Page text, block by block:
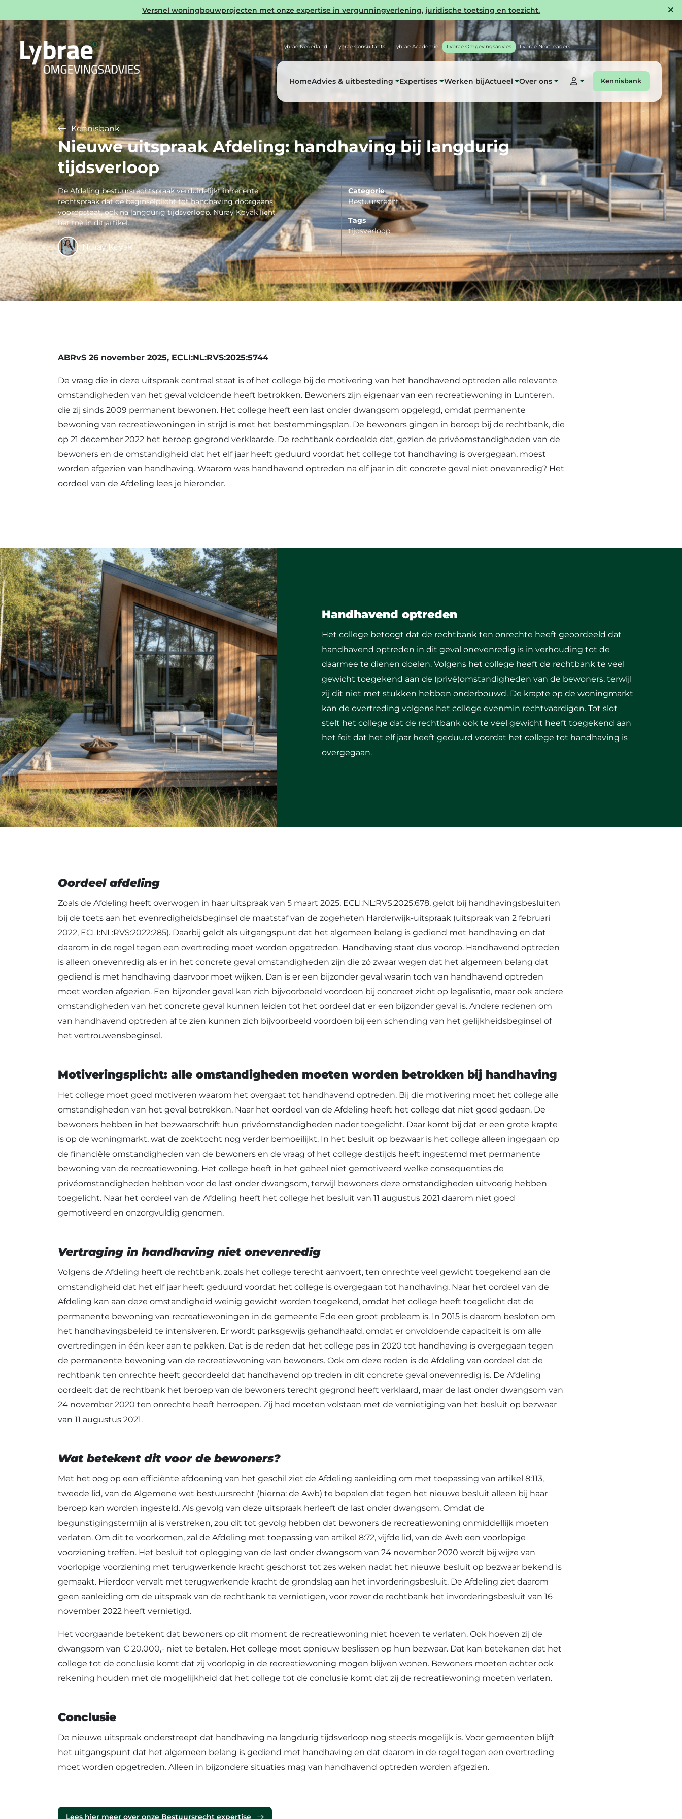
Versnel woningbouwprojecten met onze expertise in vergunningverlening, juridische toetsing en toezicht.
Lybrae Nederland Lybrae Consultants Lybrae Academie Lybrae Omgevingsadvies Lybrae NextLeaders
HomeAdvies & uitbesteding Expertises Werken bijActueel Over ons Kennisbank
Kennisbank
Nieuwe uitspraak Afdeling: handhaving bij langdurig
tijdsverloop
De Afdeling bestuursrechtspraak verduidelijkt in recente
rechtspraak dat de beginselplicht tot handhaving doorgaans
vooropstaat, ook na langdurig tijdsverloop. Nuray Koyak licht
het toe in dit artikel.
Nuray Koyak
Categorie
Bestuursrecht
Tags
tijdsverloop
ABRvS 26 november 2025, ECLI:NL:RVS:2025:5744
De vraag die in deze uitspraak centraal staat is of het college bij de motivering van het handhavend optreden alle relevante
omstandigheden van het geval voldoende heeft betrokken. Bewoners zijn eigenaar van een recreatiewoning in Lunteren,
die zij sinds 2009 permanent bewonen. Het college heeft een last onder dwangsom opgelegd, omdat permanente
bewoning van recreatiewoningen in strijd is met het bestemmingsplan. De bewoners gingen in beroep bij de rechtbank, die
op 21 december 2022 het beroep gegrond verklaarde. De rechtbank oordeelde dat, gezien de privéomstandigheden van de
bewoners en de omstandigheid dat het elf jaar heeft geduurd voordat het college tot handhaving is overgegaan, moest
worden afgezien van handhaving. Waarom was handhavend optreden na elf jaar in dit concrete geval niet onevenredig? Het
oordeel van de Afdeling lees je hieronder.
Handhavend optreden
Het college betoogt dat de rechtbank ten onrechte heeft geoordeeld dat
handhavend optreden in dit geval onevenredig is in verhouding tot de
daarmee te dienen doelen. Volgens het college heeft de rechtbank te veel
gewicht toegekend aan de (privé)omstandigheden van de bewoners, terwijl
zij dit niet met stukken hebben onderbouwd. De krapte op de woningmarkt
kan de overtreding volgens het college evenmin rechtvaardigen. Tot slot
stelt het college dat de rechtbank ook te veel gewicht heeft toegekend aan
het feit dat het elf jaar heeft geduurd voordat het college tot handhaving is
overgegaan.
Oordeel afdeling
Zoals de Afdeling heeft overwogen in haar uitspraak van 5 maart 2025, ECLI:NL:RVS:2025:678, geldt bij handhavingsbesluiten
bij de toets aan het evenredigheidsbeginsel de maatstaf van de zogeheten Harderwijk-uitspraak (uitspraak van 2 februari
2022, ECLI:NL:RVS:2022:285). Daarbij geldt als uitgangspunt dat het algemeen belang is gediend met handhaving en dat
daarom in de regel tegen een overtreding moet worden opgetreden. Handhaving staat dus voorop. Handhavend optreden
is alleen onevenredig als er in het concrete geval omstandigheden zijn die zó zwaar wegen dat het algemeen belang dat
gediend is met handhaving daarvoor moet wijken. Dan is er een bijzonder geval waarin toch van handhavend optreden
moet worden afgezien. Een bijzonder geval kan zich bijvoorbeeld voordoen bij concreet zicht op legalisatie, maar ook andere
omstandigheden van het concrete geval kunnen leiden tot het oordeel dat er een bijzonder geval is. Andere redenen om
van handhavend optreden af te zien kunnen zich bijvoorbeeld voordoen bij een schending van het gelijkheidsbeginsel of
het vertrouwensbeginsel.
Motiveringsplicht: alle omstandigheden moeten worden betrokken bij handhaving
Het college moet goed motiveren waarom het overgaat tot handhavend optreden. Bij die motivering moet het college alle
omstandigheden van het geval betrekken. Naar het oordeel van de Afdeling heeft het college dat niet goed gedaan. De
bewoners hebben in het bezwaarschrift hun privéomstandigheden nader toegelicht. Daar komt bij dat er een grote krapte
is op de woningmarkt, wat de zoektocht nog verder bemoeilijkt. In het besluit op bezwaar is het college alleen ingegaan op
de financiële omstandigheden van de bewoners en de vraag of het college destijds heeft ingestemd met permanente
bewoning van de recreatiewoning. Het college heeft in het geheel niet gemotiveerd welke consequenties de
privéomstandigheden hebben voor de last onder dwangsom, terwijl bewoners deze omstandigheden uitvoerig hebben
toegelicht. Naar het oordeel van de Afdeling heeft het college het besluit van 11 augustus 2021 daarom niet goed
gemotiveerd en onzorgvuldig genomen.
Vertraging in handhaving niet onevenredig
Volgens de Afdeling heeft de rechtbank, zoals het college terecht aanvoert, ten onrechte veel gewicht toegekend aan de
omstandigheid dat het elf jaar heeft geduurd voordat het college is overgegaan tot handhaving. Naar het oordeel van de
Afdeling kan aan deze omstandigheid weinig gewicht worden toegekend, omdat het college heeft toegelicht dat de
permanente bewoning van recreatiewoningen in de gemeente Ede een groot probleem is. In 2015 is daarom besloten om
het handhavingsbeleid te intensiveren. Er wordt parksgewijs gehandhaafd, omdat er onvoldoende capaciteit is om alle
overtredingen in één keer aan te pakken. Dat is de reden dat het college pas in 2020 tot handhaving is overgegaan tegen
de permanente bewoning van de recreatiewoning van bewoners. Ook om deze reden is de Afdeling van oordeel dat de
rechtbank ten onrechte heeft geoordeeld dat handhavend op treden in dit concrete geval onevenredig is. De Afdeling
oordeelt dat de rechtbank het beroep van de bewoners terecht gegrond heeft verklaard, maar de last onder dwangsom van
24 november 2020 ten onrechte heeft herroepen. Zij had moeten volstaan met de vernietiging van het besluit op bezwaar
van 11 augustus 2021.
Wat betekent dit voor de bewoners?
Met het oog op een efficiënte afdoening van het geschil ziet de Afdeling aanleiding om met toepassing van artikel 8:113,
tweede lid, van de Algemene wet bestuursrecht (hierna: de Awb) te bepalen dat tegen het nieuwe besluit alleen bij haar
beroep kan worden ingesteld. Als gevolg van deze uitspraak herleeft de last onder dwangsom. Omdat de
begunstigingstermijn al is verstreken, zou dit tot gevolg hebben dat bewoners de recreatiewoning onmiddellijk moeten
verlaten. Om dit te voorkomen, zal de Afdeling met toepassing van artikel 8:72, vijfde lid, van de Awb een voorlopige
voorziening treffen. Het besluit tot oplegging van de last onder dwangsom van 24 november 2020 wordt bij wijze van
voorlopige voorziening met terugwerkende kracht geschorst tot zes weken nadat het nieuwe besluit op bezwaar bekend is
gemaakt. Hierdoor vervalt met terugwerkende kracht de grondslag aan het invorderingsbesluit. De Afdeling ziet daarom
geen aanleiding om de uitspraak van de rechtbank te vernietigen, voor zover de rechtbank het invorderingsbesluit van 16
november 2022 heeft vernietigd.
Het voorgaande betekent dat bewoners op dit moment de recreatiewoning niet hoeven te verlaten. Ook hoeven zij de
dwangsom van € 20.000,- niet te betalen. Het college moet opnieuw beslissen op hun bezwaar. Dat kan betekenen dat het
college tot de conclusie komt dat zij voorlopig in de recreatiewoning mogen blijven wonen. Bewoners moeten echter ook
rekening houden met de mogelijkheid dat het college tot de conclusie komt dat zij de recreatiewoning moeten verlaten.
Conclusie
De nieuwe uitspraak onderstreept dat handhaving na langdurig tijdsverloop nog steeds mogelijk is. Voor gemeenten blijft
het uitgangspunt dat het algemeen belang is gediend met handhaving en dat daarom in de regel tegen een overtreding
moet worden opgetreden. Alleen in bijzondere situaties mag van handhavend optreden worden afgezien.
Lees hier meer over onze Bestuursrecht expertise